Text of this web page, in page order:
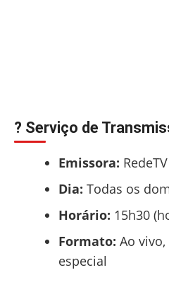
? Serviço de
Emissora: RedeTV
Dia: Todas os
Horário: 15h30
Formato: Ao
especial